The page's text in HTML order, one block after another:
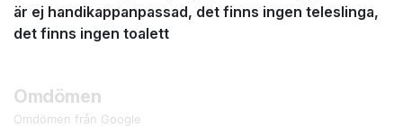
är ej handikappanpassad, det finns ingen teleslinga,
det finns ingen toalett
Omdömen
Omdömen från Google